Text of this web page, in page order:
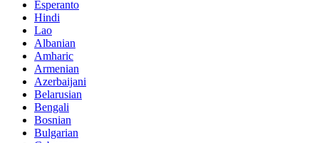
Esperanto
Hindi
Lao
Albanian
Amharic
Armenian
Azerbaijani
Belarusian
Bengali
Bosnian
Bulgarian